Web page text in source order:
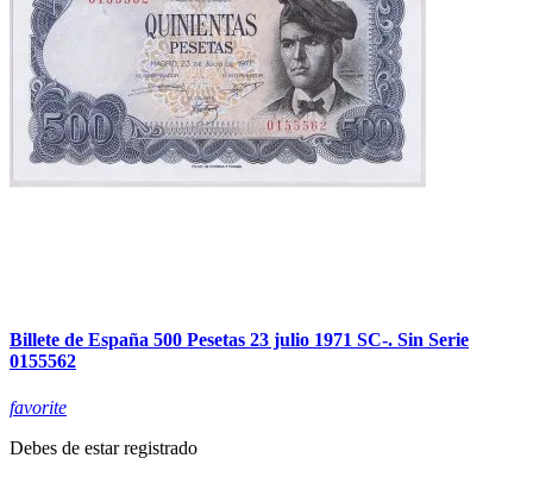
Billete de España 500 Pesetas 23 julio 1971 SC-. Sin Serie
0155562
favorite
Debes de estar registrado